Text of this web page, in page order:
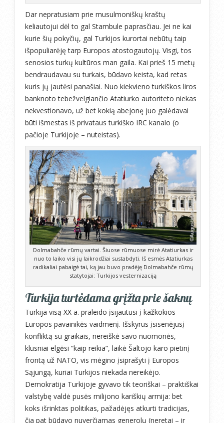
Dar nepratusiam prie musulmoniškų kraštų
keliautojui dėl to gal Stambule paprasčiau. Jei ne kai
kurie šių pokyčių, gal Turkijos kurortai nebūtų taip
išpopuliarėję tarp Europos atostogautojų. Visgi, tos
senosios turkų kultūros man gaila. Kai prieš 15 metų
bendraudavau su turkais, būdavo keista, kad retas
kuris jų jautėsi panašiai. Nuo kiekvieno turkiškos liros
banknoto tebežvelgiančio Atatiurko autoriteto niekas
nekvestionavo, už bet kokią abejonę juo galėdavai
būti išmestas iš privataus turkiško IRC kanalo (o
pačioje Turkijoje – nuteistas).
Dolmabahče rūmų vartai. Šiuose rūmuose mirė Atatiurkas ir
nuo to laiko visi jų laikrodžiai sustabdyti. Iš esmės Atatiurkas
radikaliai pabaigė tai, ką jau buvo pradėję Dolmabahče rūmų
statytojai: Turkijos vesternizaciją
Turkija turtėdama grįžta prie šaknų
Turkija visą XX a. praleido įsijautusi į kažkokios
Europos pavainikės vaidmenį. Išskyrus įsisenėjusį
konfliktą su graikais, nereiškė savo nuomonės,
klusniai elgėsi “kaip reikia”, laikė Šaltojo karo pietinį
frontą už NATO, vis mėgino įsiprašyti į Europos
Sąjungą, kuriai Turkijos niekada nereikėjo.
Demokratija Turkijoje gyvavo tik teoriškai – praktiškai
valstybę valdė pusės milijono kariškių armija: bet
koks išrinktas politikas, pažadėjęs atkurti tradicijas,
čia pat būdavo nuverčiamas generolų (neretai – ir